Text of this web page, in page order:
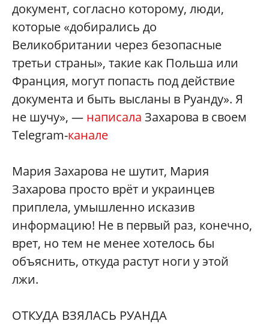
документ, согласно которому, люди,
которые «добирались до
Великобритании через безопасные
третьи страны», такие как Польша или
Франция, могут попасть под действие
документа и быть высланы в Руанду». Я
не шучу», — написала Захарова в своем
Telegram-канале
Мария Захарова не шутит, Мария
Захарова просто врёт и украинцев
приплела, умышленно исказив
информацию! Не в первый раз, конечно,
врет, но тем не менее хотелось бы
объяснить, откуда растут ноги у этой
лжи.
ОТКУДА ВЗЯЛАСЬ РУАНДА